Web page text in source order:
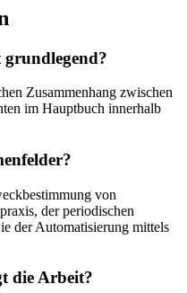
Zusammenhang zwischen
im Hauptbuch innerhalb
von
der periodischen
der Automatisierung mittels
die Arbeit?